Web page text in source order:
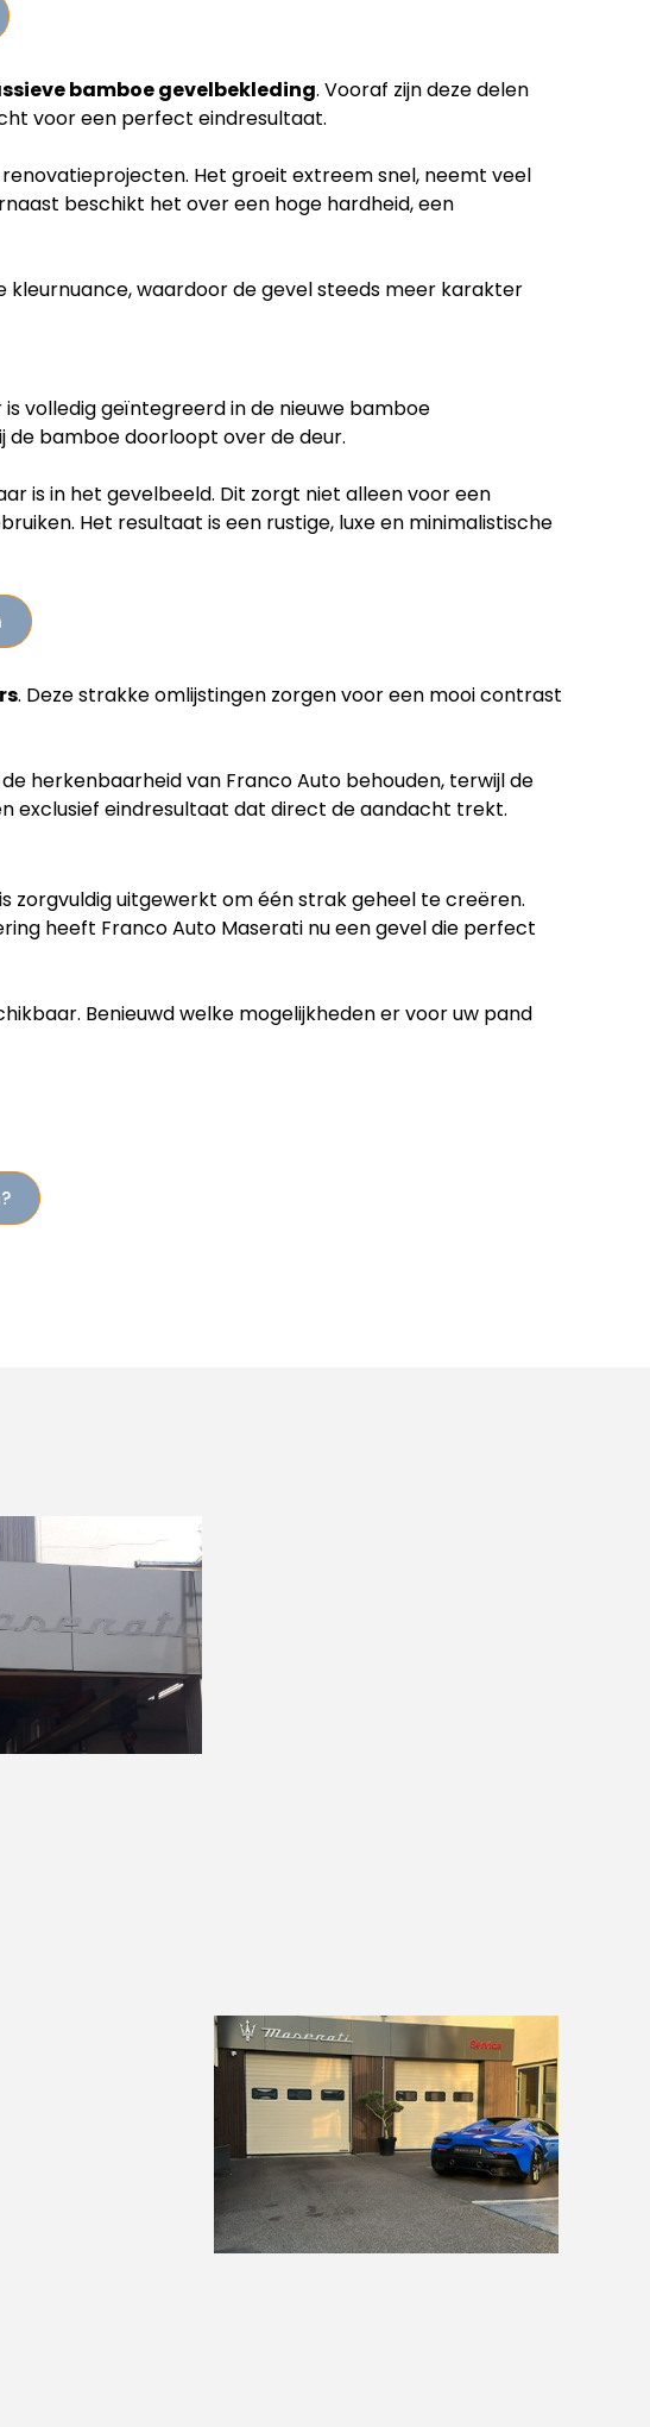
bamboe gevelbekleding. Vooraf zijn deze delen
voor een perfect eindresultaat.
Het groeit extreem snel, neemt veel
beschikt het over een hoge hardheid, een
waardoor de gevel steeds meer karakter
volledig geïntegreerd in de nieuwe bamboe
de bamboe doorloopt over de deur.
is in het gevelbeeld. Dit zorgt niet alleen voor een
Het resultaat is een rustige, luxe en minimalistische
. Deze strakke omlijstingen zorgen voor een mooi contrast
herkenbaarheid van Franco Auto behouden, terwijl de
exclusief eindresultaat dat direct de aandacht trekt.
zorgvuldig uitgewerkt om één strak geheel te creëren.
heeft Franco Auto Maserati nu een gevel die perfect
Benieuwd welke mogelijkheden er voor uw pand